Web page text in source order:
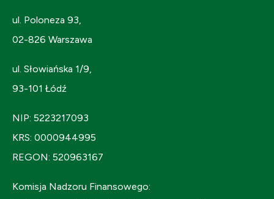
ul. Poloneza 93,
02-826 Warszawa
ul. Słowiańska 1/9,
93-101 Łódź
NIP: 5223217093
KRS: 0000944995
REGON: 520963167
Komisja Nadzoru Finansowego: